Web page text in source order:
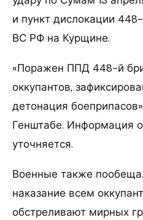
и пункт дислокации
ВС РФ на Курщине.
«Поражен ППД 448-й
оккупантов,
детонация
Генштабе. Информация
уточняется.
Военные также
наказание всем
обстреливают мирных